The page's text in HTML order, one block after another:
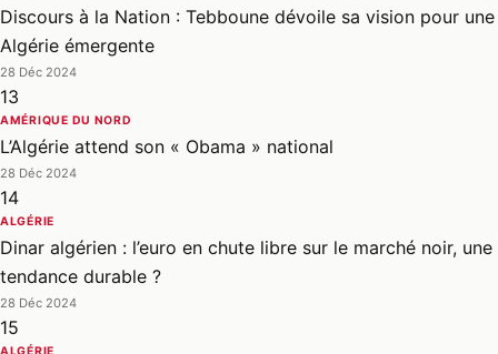
Discours à la Nation : Tebboune dévoile sa vision pour une
Algérie émergente
28 Déc 2024
13
AMÉRIQUE DU NORD
L’Algérie attend son « Obama » national
28 Déc 2024
14
ALGÉRIE
Dinar algérien : l’euro en chute libre sur le marché noir, une
tendance durable ?
28 Déc 2024
15